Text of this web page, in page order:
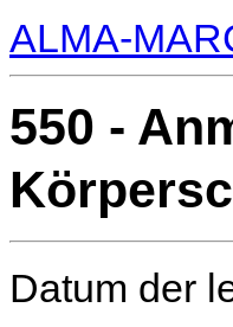
ALMA-
550 -
Datum der